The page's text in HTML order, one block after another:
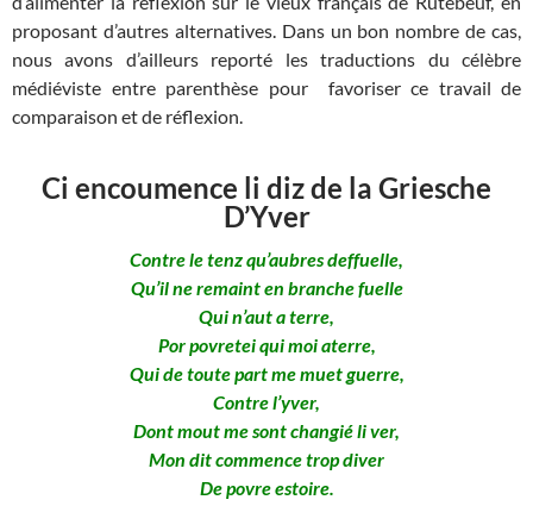
proposant d’autres alternatives. Dans un bon nombre de cas,
nous avons d’ailleurs reporté les traductions du célèbre
médiéviste entre parenthèse pour favoriser ce travail de
comparaison et de réflexion.
Ci encoumence li diz de la Griesche
D’Yver
Contre le tenz qu’aubres deffuelle,
Qu’il ne remaint en branche fuelle
Qui n’aut a terre,
Por povretei qui moi aterre,
Qui de toute part me muet guerre,
Contre l’yver,
Dont mout me sont changié li ver,
Mon dit commence trop diver
De povre estoire.